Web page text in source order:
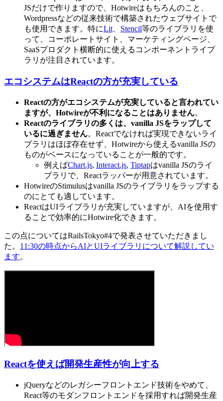
JSだけで作りますので、Hotwireはもちろんのこと、
Wordpressなどの従来技術で構築されたウェブサイトで
も使用できます。特にLit Stencil等のライブラリを使
って、コーポレートサイト、マーケティングページ、
SaaSプロダクト横断的に使えるコンポーネントライブ
ラリが注目されています。
エコシステムはReactの方が充実している
Reactの方がエコシステムが充実していると言われてい
ますが、Hotwireが不利になることはありません。
Reactのライブラリの多くは、vanilla JSをラップして
いるに過ぎません。Reactでなければ実現できないライ
ブラリはほぼ存在せず、Hotwireから使えるvanilla JSの
ものがベースになっていることが一般的です。
例えばChart.js, Interact.js, Tiptapはvanilla JSのライ
ブラリで、Reactラッパーが用意されています。
HotwireのStimulusはvanilla JSのライブラリをラップする
のにとても適しています。
ReactはUIライブラリが充実していますが、AIを使用す
ることで効率的にHotwire化できます。
この点についてはRailsTokyo#4で発表させていただきまし
た。 11:30の時点からAIとUIライブラリについて解説してい
ます。
Reactを使えば開発生産性が向上する
jQueryなどのレガシーフロントエンド技術をやめて、
React等のモダンフロントエンドを採用すれば開発生産